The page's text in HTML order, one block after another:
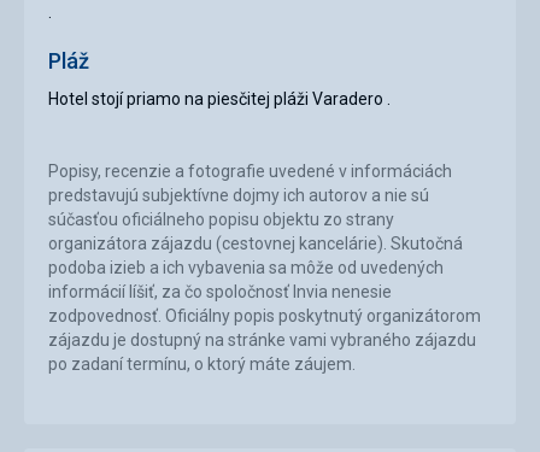
.
Pláž
Hotel stojí priamo na piesčitej pláži Varadero .
Popisy, recenzie a fotografie uvedené v informáciách
predstavujú subjektívne dojmy ich autorov a nie sú
súčasťou oficiálneho popisu objektu zo strany
organizátora zájazdu (cestovnej kancelárie). Skutočná
podoba izieb a ich vybavenia sa môže od uvedených
informácií líšiť, za čo spoločnosť Invia nenesie
zodpovednosť. Oficiálny popis poskytnutý organizátorom
zájazdu je dostupný na stránke vami vybraného zájazdu
po zadaní termínu, o ktorý máte záujem.